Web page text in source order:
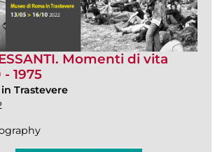
Momenti di vita
1975
Trastevere